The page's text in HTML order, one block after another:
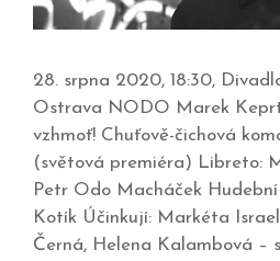
28. srpna 2020, 18:30,
Ostrava NODO Marek
vzhmoť! Chuťově-čichová
(světová premiéra) Libreto:
Petr Odo Macháček
Kotík Účinkují: Markéta
Černá, Helena Kalambová –